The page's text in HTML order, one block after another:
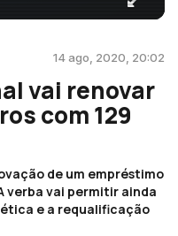
14 ago, 2020, 20:02
vai renovar
com 129
de um empréstimo
verba vai permitir ainda
e a requalificação